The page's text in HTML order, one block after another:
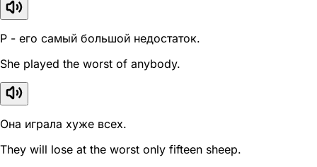
P - его самый большой недостаток.
She played the worst of anybody.
Она играла хуже всех.
They will lose at the worst only fifteen sheep.